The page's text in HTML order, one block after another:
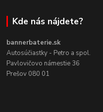
Kde nás nájdete?
bannerbaterie.sk
Autosúčiastky - Petro a spol.
Pavlovičovo námestie 36
Prešov 080 01